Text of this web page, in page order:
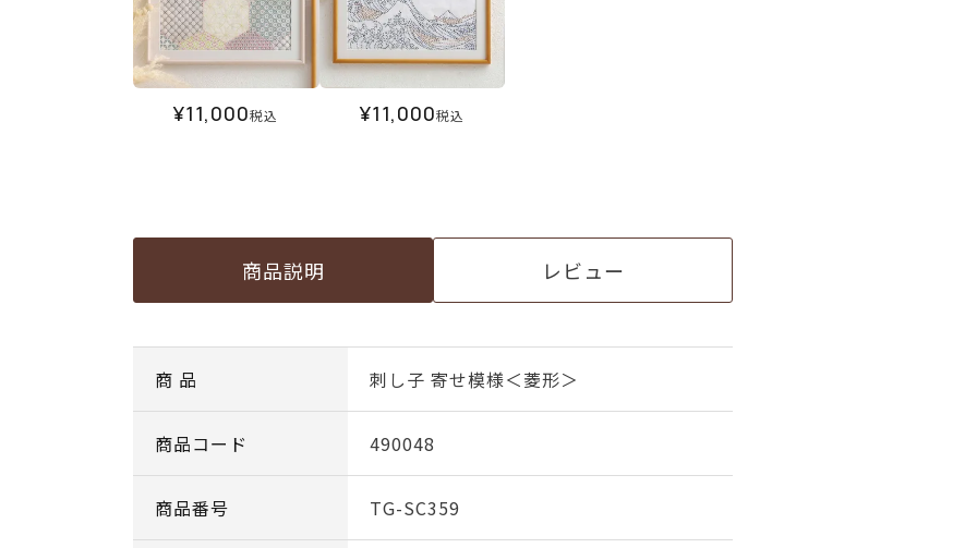
¥11,000税込 ¥11,000税込
商品説明 レビュー
商 品 刺し子 寄せ模様＜菱形＞
商品コード 490048
商品番号 TG-SC359